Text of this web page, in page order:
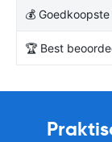
💰
🏆 Best